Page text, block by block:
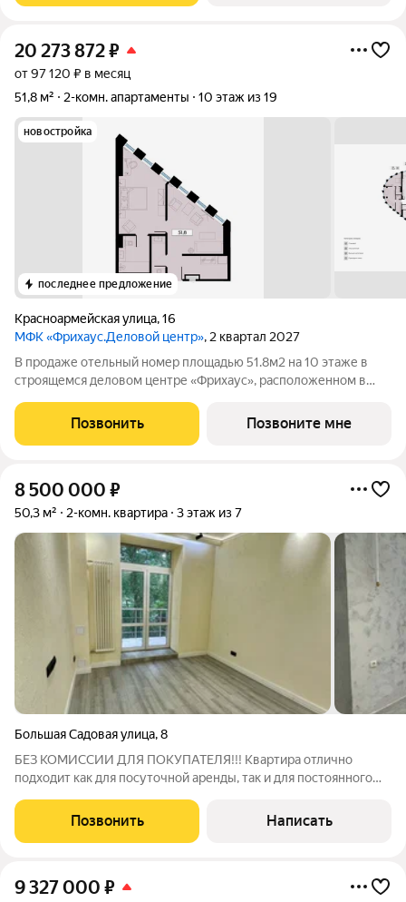
20 273 872₽
от 97 120 ₽ в месяц
51,8 м²
2-комн. апартаменты 10 этаж из 19
новостройка
последнее предложение
Красноармейская улица,16
МФК «Фрихаус.Деловой центр», 2 квартал 2027
В продаже отельный номер площадью 51.8м2 на 10 этаже в
строящемся деловом центре «Фрихаус», расположенном в
ул.Красноармейская, 16. Преимущества: полное обустройство
номера: современный ремонт, мебель и
Позвонить Позвоните мне
8 500 000 ₽
50,3 м² 2-комн. квартира 3 этаж из 7
Большая Садовая улица,8
БЕЗ КОМИССИИ ДЛЯ ПОКУПАТЕЛЯ!!! Квартира отлично
подходит как для посуточной аренды, так и для постоянного
варианты расстановки мебели в квартире. Квартира без
мебели. В квартире дизайнерский
Позвонить Написать
9 327 000 ₽